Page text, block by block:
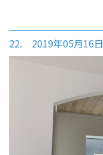
22. 2019年05月16日